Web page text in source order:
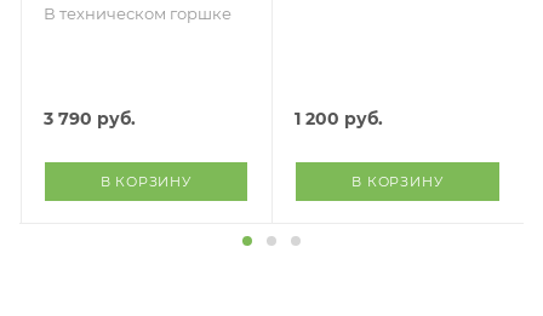
В техническом горшке
3 790 руб.
В КОРЗИНУ
1 200 руб.
В КОРЗИНУ